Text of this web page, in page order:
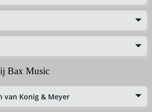
Bax Music
van Konig & Meyer